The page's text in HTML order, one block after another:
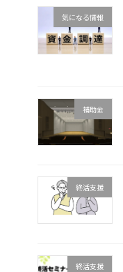
気になる情報
補助金
終活支援
終活支援